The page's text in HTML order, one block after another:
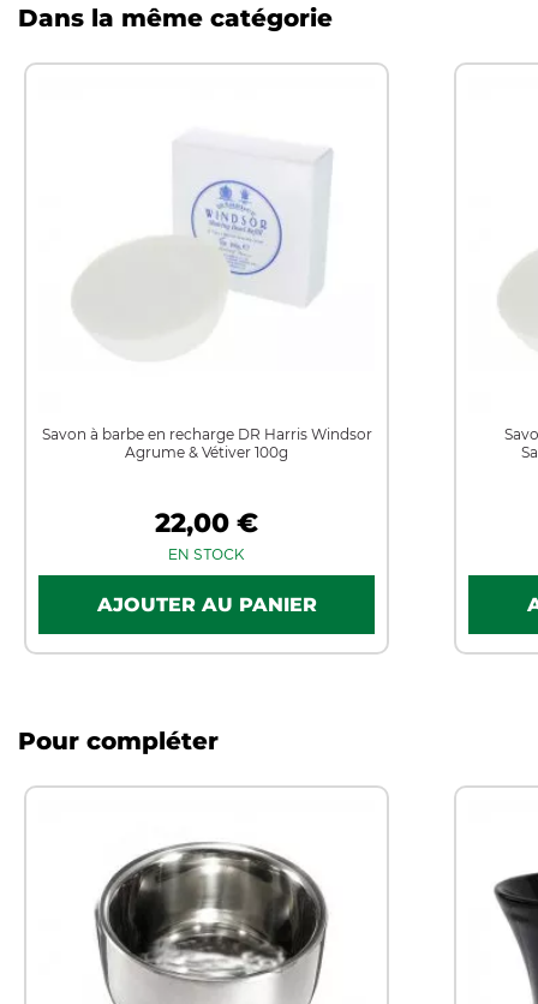
Dans la même catégorie
Savon à barbe en recharge DR Harris Windsor
Agrume & Vétiver 100g
22,00 €
EN STOCK
Pour compléter